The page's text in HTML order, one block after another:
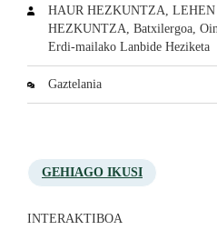
HAUR HEZKUNTZA,
HEZKUNTZA, Batxilergoa,
Erdi-mailako Lanbide Heziketa
Gaztelania
GEHIAGO IKUSI
INTERAKTIBOA